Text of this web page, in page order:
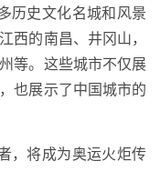
历史文化名城和风景
西的南昌、井冈山，
等。这些城市不仅展
也展示了中国城市的
，将成为奥运火炬传